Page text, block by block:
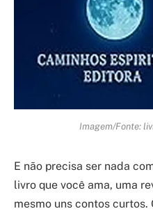
Imagem/Fonte:
E não precisa ser nada
livro que você ama, uma
mesmo uns contos curtos.